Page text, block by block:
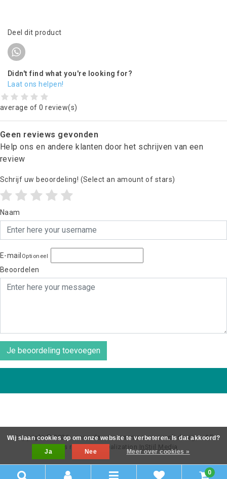
Deel dit product
Didn't find what you're looking for?
Laat ons helpen!
average of 0 review(s)
Geen reviews gevonden
Help ons en andere klanten door het schrijven van een
review
Schrijf uw beoordeling! (Select an amount of stars)
Naam
E-mail Optioneel
Beoordelen
Je beoordeling toevoegen
Copyright © 2026 - coos de wit wonen scaninavsch design - All
rights reserved - Realization InStijl Media
0
Wij slaan cookies op om onze website te verbeteren. Is dat akkoord?
Ja
Nee Meer over cookies »